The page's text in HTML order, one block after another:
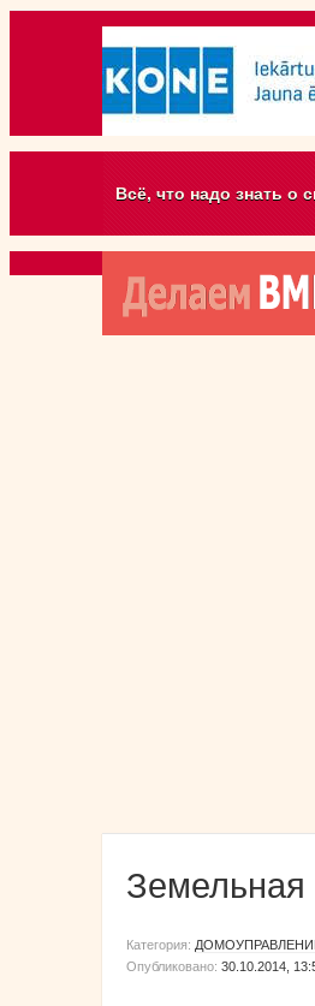
Всё, что надо знать о
Земельная
Категория:
Опубликовано: 30.10.2014,